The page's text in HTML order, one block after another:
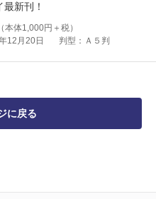
新刊！
本体1,000円＋税）
12月20日
判型：Ａ５判
に戻る